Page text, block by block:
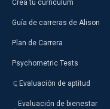
Crea tu currículum
Guía de carreras de Alison
Plan de Carrera
Psychometric Tests
Evaluación de aptitud
Evaluación de bienestar